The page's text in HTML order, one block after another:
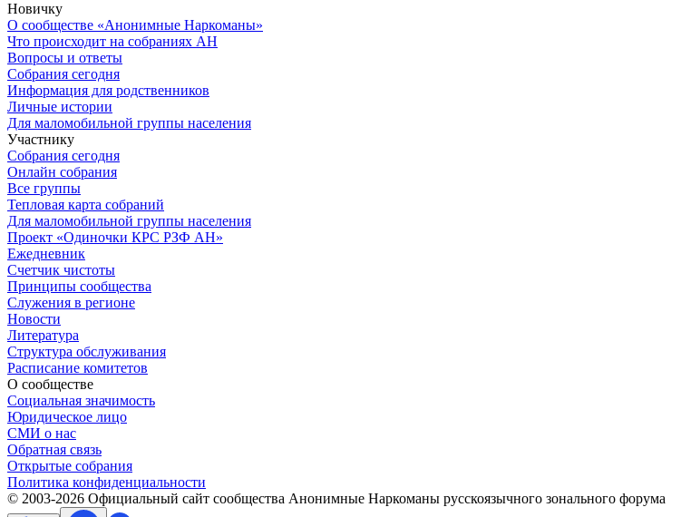
Новичку
О сообществе «Анонимные Наркоманы»
Что происходит на собраниях АН
Вопросы и ответы
Собрания сегодня
Информация для родственников
Личные истории
Для маломобильной группы населения
Участнику
Собрания сегодня
Онлайн собрания
Все группы
Тепловая карта собраний
Для маломобильной группы населения
Проект «Одиночки КРС РЗФ АН»
Ежедневник
Счетчик чистоты
Принципы сообщества
Служения в регионе
Новости
Литература
Структура обслуживания
Расписание комитетов
О сообществе
Социальная значимость
Юридическое лицо
СМИ о нас
Обратная связь
Открытые собрания
Политика конфиденциальности
© 2003-2026 Официальный сайт сообщества Анонимные Наркоманы русскоязычного зонального форума